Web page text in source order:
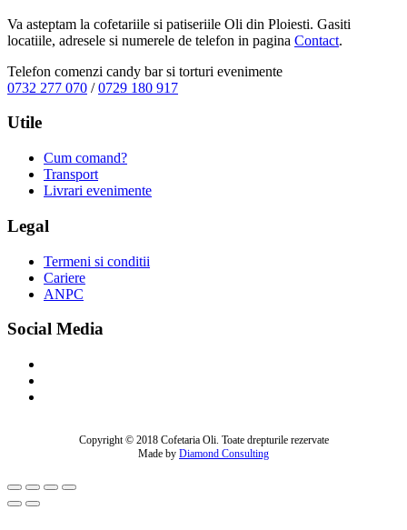
Va asteptam la cofetariile si patiseriile Oli din Ploiesti. Gasiti
locatiile, adresele si numerele de telefon in pagina Contact.
Telefon comenzi candy bar si torturi evenimente
0732 277 070 /0729 180 917
Utile
Cum comand?
Transport
Livrari evenimente
Legal
Termeni si conditii
Cariere
ANPC
Social Media
Copyright © 2018 Cofetaria Oli. Toate drepturile rezervate
Made by Diamond Consulting